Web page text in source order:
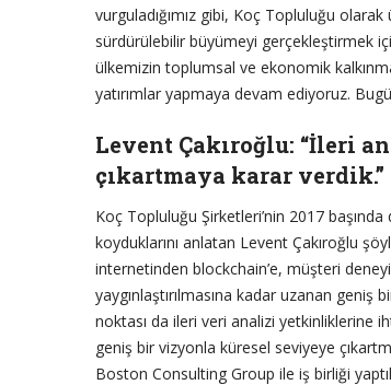
vurguladığımız gibi, Koç Topluluğu
sürdürülebilir büyümeyi gerçekleştirmek
ülkemizin toplumsal ve ekonomik
yatırımlar yapmaya devam ediyoruz.
Levent Çakıroğlu: “İleri
çıkartmaya karar verdik.”
Koç Topluluğu Şirketleri’nin 2017
koyduklarını anlatan Levent Çakıroğlu
internetinden blockchain’e, müşteri
yaygınlaştırılmasına kadar uzanan geniş
noktası da ileri veri analizi yetkinliklerine
geniş bir vizyonla küresel seviyeye
Boston Consulting Group ile iş birliği